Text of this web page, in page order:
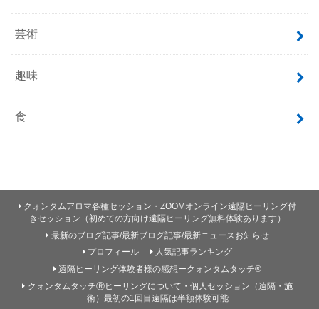
芸術
趣味
食
クォンタムアロマ各種セッション・ZOOMオンライン遠隔ヒーリング付
きセッション（初めての方向け遠隔ヒーリング無料体験あります）
最新のブログ記事/最新ブログ記事/最新ニュースお知らせ
プロフィール
人気記事ランキング
遠隔ヒーリング体験者様の感想ークォンタムタッチ®
クォンタムタッチⓇヒーリングについて・個人セッション（遠隔・施
術）最初の1回目遠隔は半額体験可能